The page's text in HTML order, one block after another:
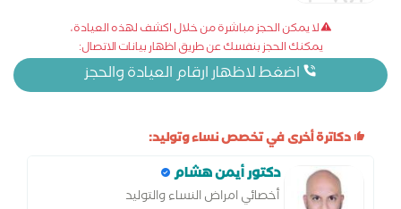
لا يمكن الحجز مباشرة من خلال اكشف لهذه العيادة،
يمكنك الحجز بنفسك عن طريق اظهار بيانات الاتصال:
اضغط لاظهار ارقام العيادة والحجز
دكاترة أخرى في تخصص نساء وتوليد:
دكتور أيمن هشام
أخصائي امراض النساء والتوليد